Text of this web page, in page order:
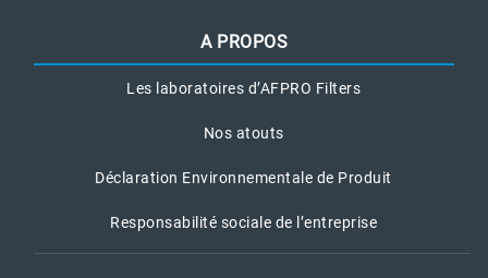
A PROPOS
Les laboratoires d’AFPRO Filters
Nos atouts
Déclaration Environnementale de Produit
Responsabilité sociale de l’entreprise